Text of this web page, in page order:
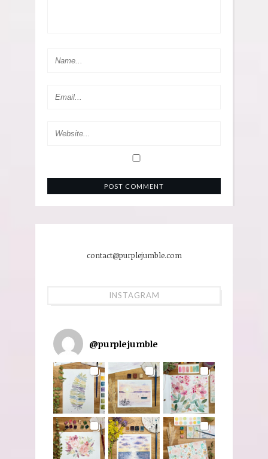
contact@purplejumble.com
INSTAGRAM
@purplejumble